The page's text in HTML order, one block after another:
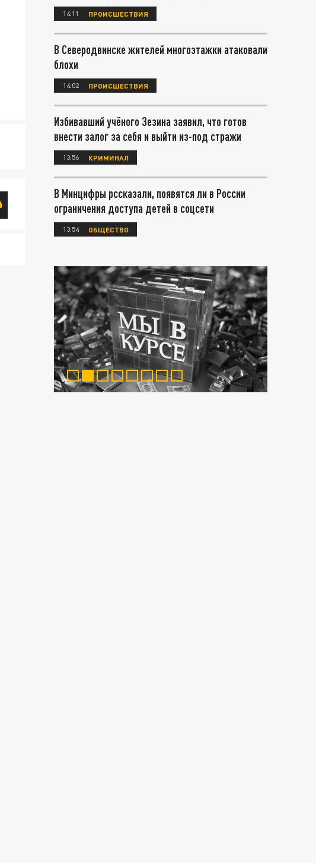
14:11 ПРОИСШЕСТВИЯ
В Северодвинске жителей многоэтажки атаковали
блохи
14:02 ПРОИСШЕСТВИЯ
Избивавший учёного Зезина заявил, что готов
внести залог за себя и выйти из-под стражи
13:56 КРИМИНАЛ
В Минцифры рссказали, появятся ли в России
ограничения доступа детей в соцсети
13:54 ОБЩЕСТВО